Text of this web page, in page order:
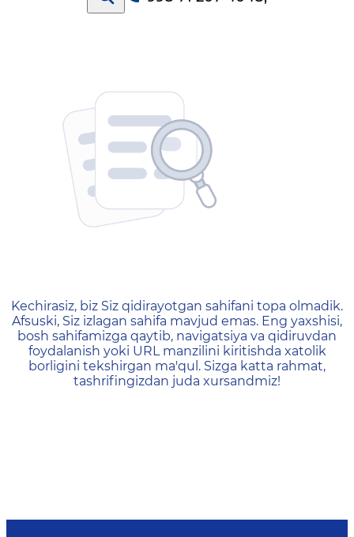
404 — Страница не
Kechirasiz, biz Siz qidirayotgan sahifani topa olmadik.
Afsuski, Siz izlagan sahifa mavjud emas. Eng yaxshisi,
bosh sahifamizga qaytib, navigatsiya va qidiruvdan
foydalanish yoki URL manzilini kiritishda xatolik
borligini tekshirgan ma'qul. Sizga katta rahmat,
tashrifingizdan juda xursandmiz!